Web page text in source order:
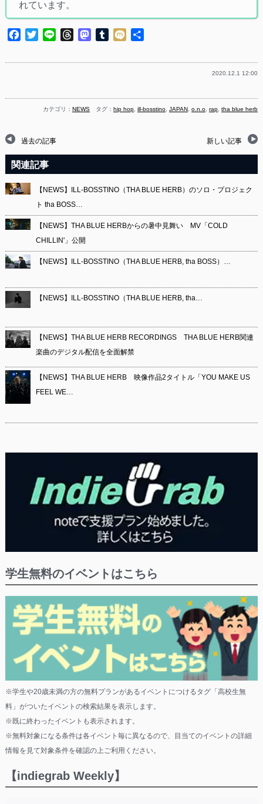
れています。
Facebook
TwitterLine ThreadsMastodon
Tumblr
Mixi
2020.12.1 12:00
カテゴリ：NEWS タグ：hip hop ,ill-bosstino ,JAPAN ,o.n.o ,rap ,tha blue herb
過去の記事 新しい記事
関連記事
【NEWS】ILL-BOSSTINO（THA BLUE HERB）のソロ・プロジェク
ト tha BOSS…
【NEWS】THA BLUE HERBからの暑中見舞い MV「COLD
CHILLIN'」公開
【NEWS】ILL-BOSSTINO（THA BLUE HERB, tha BOSS）…
【NEWS】ILL-BOSSTINO（THA BLUE HERB, tha…
【NEWS】THA BLUE HERB RECORDINGS THA BLUE HERB関連
楽曲のデジタル配信を全面解禁
【NEWS】THA BLUE HERB 映像作品2タイトル「YOU MAKE US
FEEL WE…
学生無料のイベントはこちら
※学生や20歳未満の方の無料プランがあるイベントにつけるタグ「高校生無
料」がついたイベントの検索結果を表示します。
※既に終わったイベントも表示されます。
※無料対象になる条件は各イベント毎に異なるので、目当てのイベントの詳細
情報を見て対象条件を確認の上ご利用ください。
【indiegrab Weekly】